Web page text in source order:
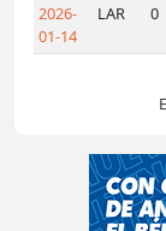
2026-
01-14
LAR 0